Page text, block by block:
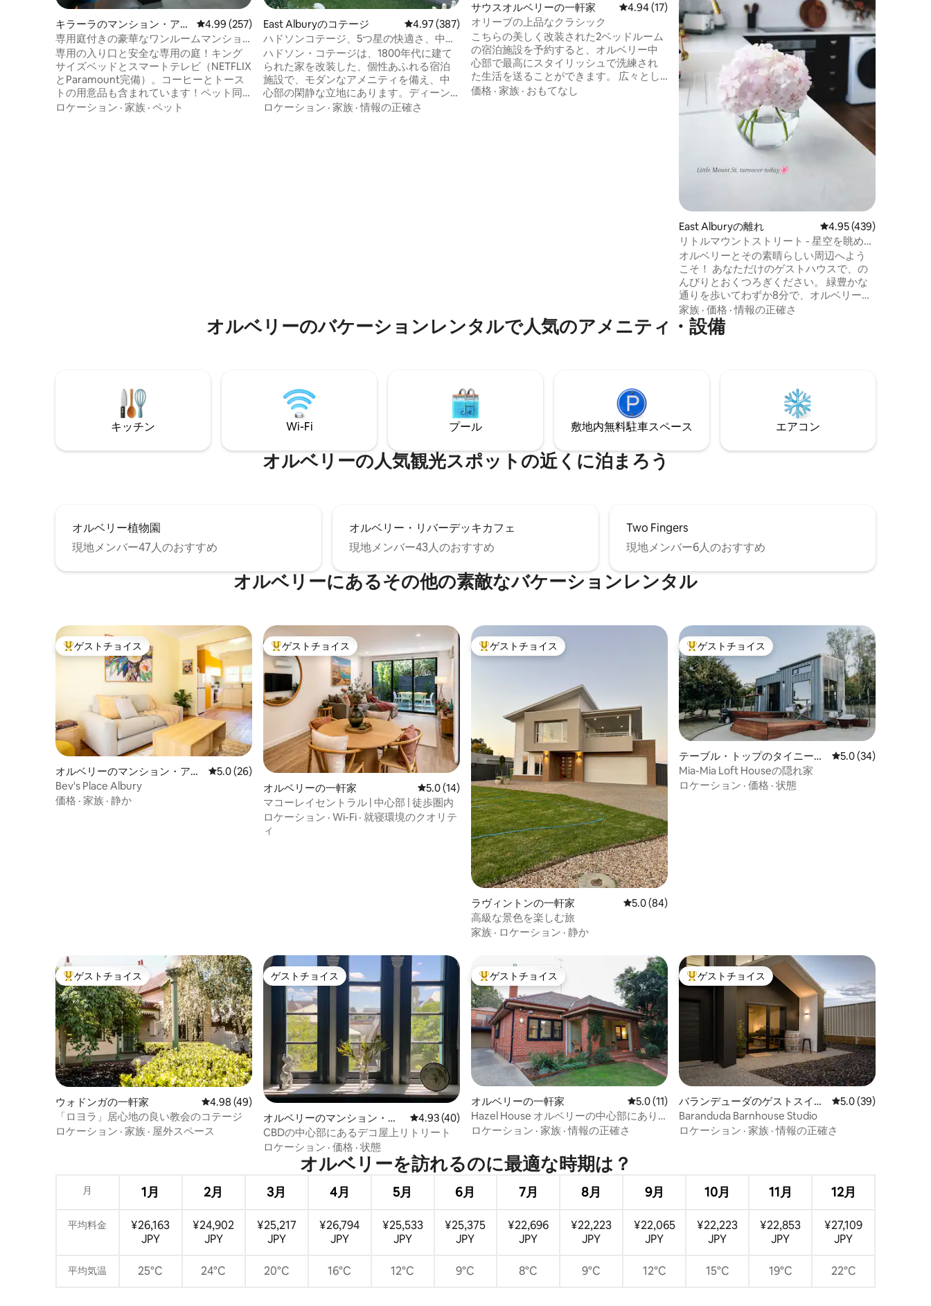
キラーラのマンション・アパ
ート
レビュー257件、5つ星中4.99つ星の平均評価
4.99 (257)
専用庭付きの豪華なワンルームマンショ
ン
専用の入り口と安全な専用の庭！キング
サイズベッドとスマートテレビ（NETFLIX
とParamount完備）。コーヒーとトース
トの用意品も含まれています！ペット同
伴可で、犬用ドアが備えられています。
ロケーション · 家族 · ペット
East Alburyのコテージ レビュー387件、5つ星中4.97つ星の平均評価
4.97 (387)
ハドソンコテージ、5つ星の快適さ、中心
部に位置
ハドソン・コテージは、1800年代に建て
られた家を改装した、個性あふれる宿泊
施設で、モダンなアメニティを備え、中
心部の閑静な立地にあります。ディーン
ストリートまで徒歩圏内（600m）で簡単
ロケーション · 家族 ·情報の正確さ
サウスオルベリーの一軒家 レビュー17件、5つ星中4.94つ星の平均評価
4.94 (17)
オリーブの上品なクラシック
こちらの美しく改装された2ベッドルーム
の宿泊施設を予約すると、オルベリー中
心部で最高にスタイリッシュで洗練され
た生活を送ることができます。 広々とし
たラウンジとダイニングエリア、高品質
価格 · 家族 · おもてなし
East Alburyの離れ レビュー439件、5つ
4.95 (439)
リトルマウントストリート - 星空を眺め
る！CBDまで徒歩
オルベリーとその素晴らしい周辺へよう
こそ！ あなただけのゲストハウスで、の
んびりとおくつろぎください。 緑豊かな
通りを歩いてわずか8分で、オルベリーの
CBDとオルベリー基地病院に到着しま
す。 スタイリッシュな装飾、屋外デッ
キ、ベッドの上にあるゴージャスな天窓
備されています）。 ゲストハウスは私た
ちの敷地の裏にあり、新しく改装されま
した。 あなたのご滞在を楽しみにしてお
ります。
家族 · 価格 ·情報の正確さ
オルベリーのバケーションレンタルで人気のアメニティ・設備
キッチン Wi-Fi プール 敷地内無料駐⁠車ス⁠ペ⁠ー⁠ス エアコン
オルベリーの人気観光スポットの近くに泊まろう
オルベリー植物園
現地メンバー47人のおすすめ
オルベリー・リバーデッキカフェ
現地メンバー43人のおすすめ
Two Fingers
現地メンバー6人のおすすめ
オルベリーにあるその他の素敵なバケーションレンタル
大好評のゲストチョイスです。
ゲストチョイス
オルベリーのマンション・アパ
ート
レビュー26件、5つ星中5.0つ星の平均評価
5.0 (26)
Bev's Place Albury
価格 · 家族 · 静か
大好評のゲストチョイスです。
ゲストチョイス
オルベリーの一軒家 レビュー14件、5つ星中5.0つ星の平均評価
5.0 (14)
マコーレイセントラル | 中心部 | 徒歩圏内
ロケーション · Wi-Fi · 就寝環境のクオリテ
ィ
大好評のゲストチョイスです。
ゲストチョイス
ラヴィントンの一軒家 レビュー84件、5つ星中5.0つ星の平均評価
5.0 (84)
高級な景色を楽しむ旅
家族 · ロケーション · 静か
大好評のゲストチョイスです。
ゲストチョイス
テーブル・トップのタイニーハ
ウス
レビュー34件、5つ
5.0 (34)
Mia-Mia Loft Houseの隠れ家
ロケーション · 価格 · 状態
大好評のゲストチョイスです。
ゲストチョイス
ウォドンガの一軒家 レビュー49件、5つ星中4.98つ星の平均評価
4.98 (49)
「ロヨラ」居心地の良い教会のコテージ
ロケーション · 家族 · 屋外スペース
ゲストチョイス
ゲストチョイス
オルベリーのマンション・ア
パート
レビュー40件、5つ星中4.93つ星の平均評価
4.93 (40)
CBDの中心部にあるデコ屋上リトリート
ロケーション · 価格 · 状態
大好評のゲストチョイスです。
ゲストチョイス
オルベリーの一軒家 レビュー11件、5つ星中5.0つ星の平均評価
5.0 (11)
Hazel House オルベリーの中心部にあり
ます
ロケーション · 家族 ·情報の正確さ
大好評のゲストチョイスです。
ゲストチョイス
バランデューダのゲストスイー
ト
レビュー39件、5つ
5.0 (39)
Baranduda Barnhouse Studio
ロケーション · 家族 ·情報の正確さ
オルベリーを訪⁠れ⁠るの⁠に最⁠適⁠な時⁠期⁠は⁠？
月 1月 2月 3月 4月 5月 6月 7月 8月 9月 10月 11月 12月
平均料金
¥26,163
JPY
¥24,902
JPY
¥25,217
JPY
¥26,794
JPY
¥25,533
JPY
¥25,375
JPY
¥22,696
JPY
¥22,223
JPY
¥22,065
JPY
¥22,223
JPY
¥22,853
JPY
¥27,109
JPY
平均気温 25°C 24°C 20°C 16°C 12°C 9°C 8°C 9°C 12°C 15°C 19°C 22°C